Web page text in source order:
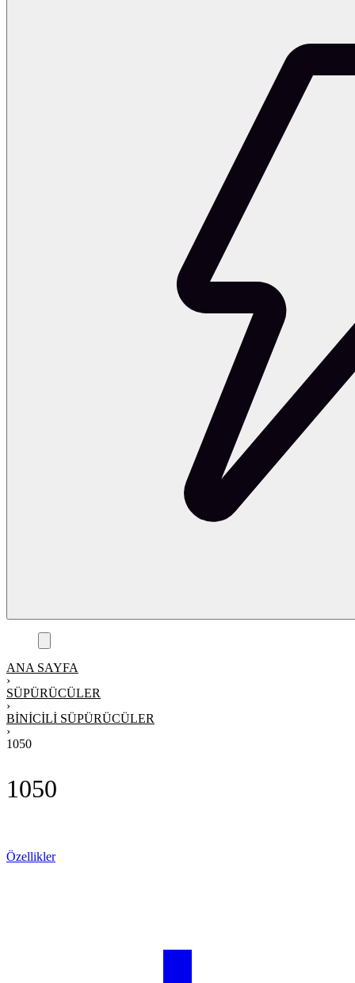
ANA SAYFA
›
SÜPÜRÜCÜLER
›
BINICILI SÜPÜRÜCÜLER
›
1050
1050
Özellikler